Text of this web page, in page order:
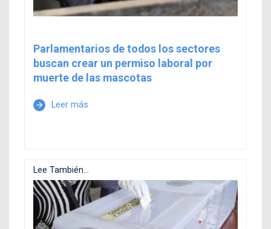
Parlamentarios de todos los sectores
buscan crear un permiso laboral por
muerte de las mascotas
arrow_forward Leer más
Lee También...